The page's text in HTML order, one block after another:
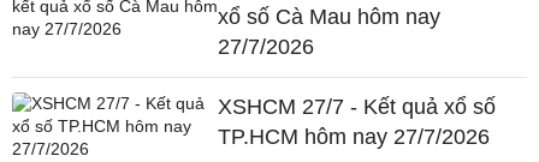
xổ số Cà Mau hôm nay
27/7/2026
XSHCM 27/7 - Kết quả xổ số
TP.HCM hôm nay 27/7/2026